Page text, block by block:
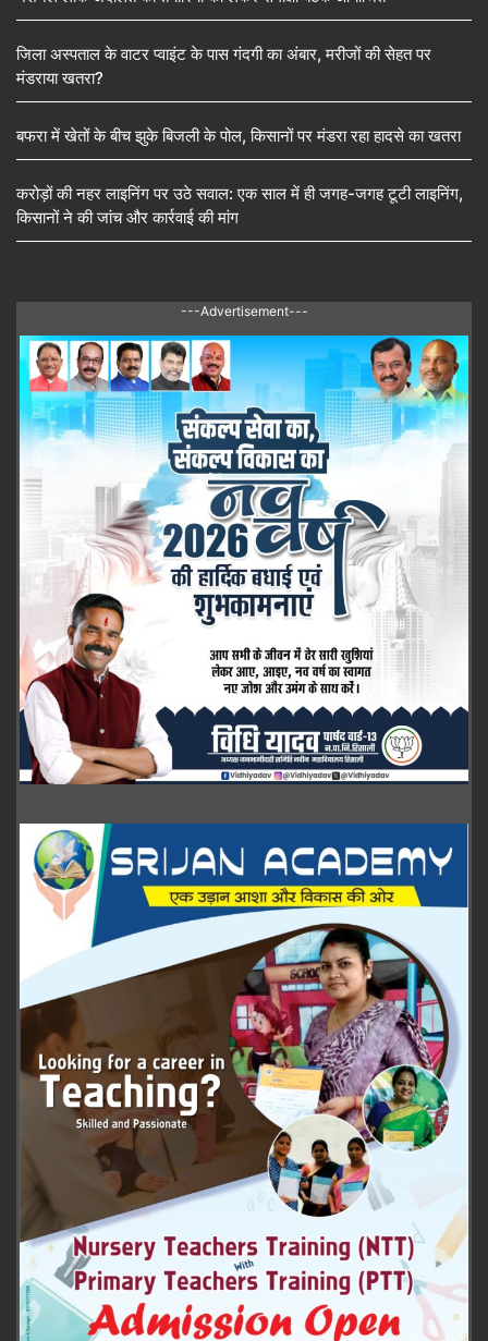
जिला अस्पताल के वाटर प्वाइंट के पास गंदगी का अंबार, मरीजों की सेहत पर
मंडराया खतरा?
बफरा में खेतों के बीच झुके बिजली के पोल, किसानों पर मंडरा रहा हादसे का खतरा
करोड़ों की नहर लाइनिंग पर उठे सवाल: एक साल में ही जगह-जगह टूटी लाइनिंग,
किसानों ने की जांच और कार्रवाई की मांग
---Advertisement---